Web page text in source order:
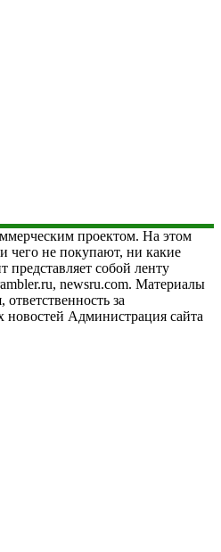
проектом. На этом
чего не покупают, ни какие
представляет собой ленту
newsru.com. Материалы
за
новостей Администрация сайта